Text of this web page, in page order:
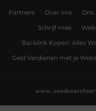
Partners Over ons Ons
Schrijf mee
Backlink Kopen: Alles
Geld Verdienen met je
www.